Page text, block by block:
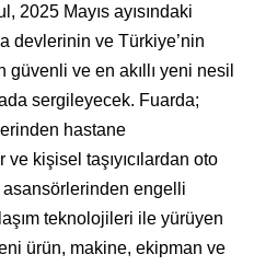
2025 Mayıs ayısındaki
devlerinin ve Türkiye’nin
güvenli ve en akıllı yeni nesil
sergileyecek. Fuarda;
hastane
kişisel taşıyıcılardan oto
engelli
teknolojileri ile yürüyen
ürün, makine, ekipman ve